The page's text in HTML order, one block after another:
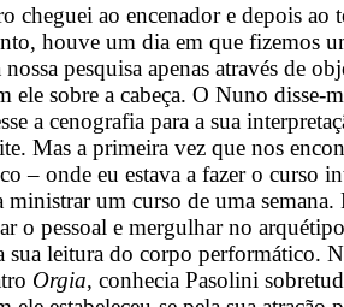
cheguei ao encenador e depois
houve um dia em que fizemos
nossa pesquisa apenas através de
ele sobre a cabeça. O Nuno disse-
a cenografia para a sua
Mas a primeira vez que nos
– onde eu estava a fazer o curso
ministrar um curso de uma
o pessoal e mergulhar no
sua leitura do corpo performático.
Orgia, conhecia Pasolini